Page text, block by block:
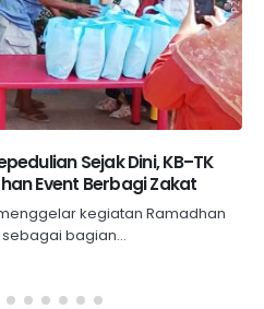
Sejak Dini, KB–TK
Event Berbagi Zakat
menggelar kegiatan Ramadhan
bagian...